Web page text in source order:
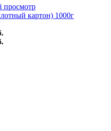
просмотр
картон) 1000г